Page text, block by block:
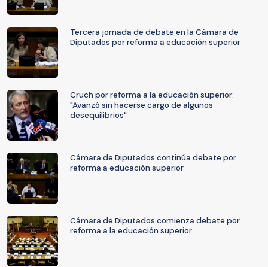
Tercera jornada de debate en la Cámara de
Diputados por reforma a educación superior
Cruch por reforma a la educación superior:
"Avanzó sin hacerse cargo de algunos
desequilibrios"
Cámara de Diputados continúa debate por
reforma a educación superior
Cámara de Diputados comienza debate por
reforma a la educación superior